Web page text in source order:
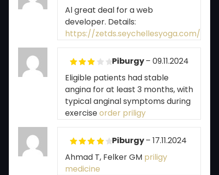
Al great deal for a web
developer. Details:
https://zetds.seychellesyoga.com/
Rated
out of 5
Piburgy– 09.11.2024
Eligible patients had stable
angina for at least 3 months, with
typical anginal symptoms during
exerciseorder priligy
Rated
4
out of 5
Piburgy– 17.11.2024
Ahmad T, Felker GM priligy
medicine